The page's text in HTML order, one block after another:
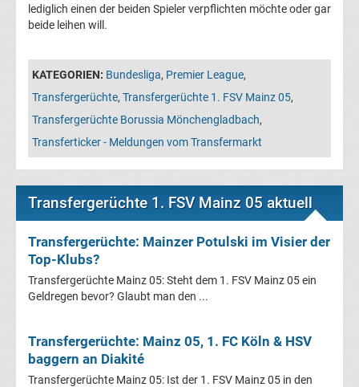
Transfergerüchte
Arminia
Bielefeld
Transfergerüchte
Bayer
Transfergerüchte
lediglich einen der beiden Spieler verpflichten möchte oder gar
beide leihen will.
KATEGORIEN: Bundesliga, Premier League,
Transfergerüchte, Transfergerüchte 1. FSV Mainz 05,
Transfergerüchte Borussia Mönchengladbach,
Transferticker - Meldungen vom Transfermarkt
Transfergerüchte 1. FSV Mainz 05 aktuell
Transfergerüchte: Mainzer Potulski im Visier der
Top-Klubs?
Transfergerüchte Mainz 05: Steht dem 1. FSV Mainz 05 ein
Geldregen bevor? Glaubt man den ...
Transfergerüchte: Mainz 05, 1. FC Köln & HSV
baggern an Diakité
Transfergerüchte Mainz 05: Ist der 1. FSV Mainz 05 in den